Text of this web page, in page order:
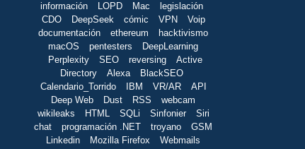
información
LOPD Mac
legislación
CDO
DeepSeek cómic VPN
Voip
documentación
ethereum
hacktivismo
macOS
pentesters
DeepLearning
Perplexity
SEO reversing
Active
Directory
Alexa
BlackSEO
Calendario_Torrido
IBM VR/AR
API
Deep Web
Dust RSS
webcam
wikileaks
HTML SQLi Sinfonier
Siri
chat
programación .NET troyano
GSM
Linkedin
Mozilla Firefox
Webmails